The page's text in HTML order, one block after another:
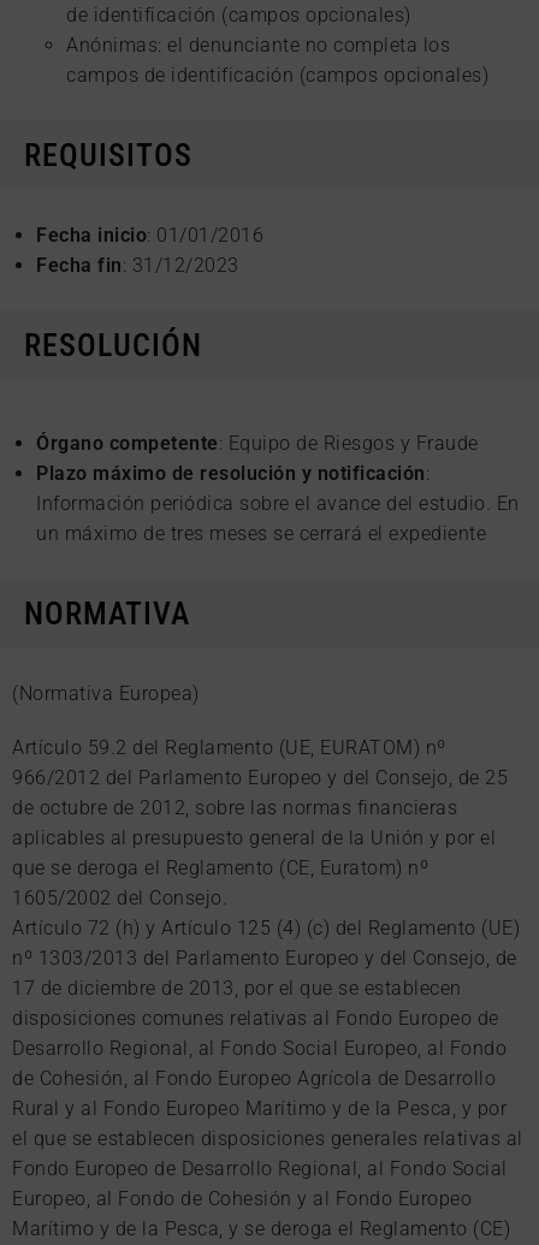
de identificación (campos opcionales)
Anónimas: el denunciante no completa los
campos de identificación (campos opcionales)
REQUISITOS
Fecha inicio: 01/01/2016
Fecha fin: 31/12/2023
RESOLUCIÓN
Órgano competente: Equipo de Riesgos y Fraude
Plazo máximo de resolución y notificación:
Información periódica sobre el avance del estudio. En
un máximo de tres meses se cerrará el expediente
NORMATIVA
(Normativa Europea)
Artículo 59.2 del Reglamento (UE, EURATOM) nº
966/2012 del Parlamento Europeo y del Consejo, de 25
de octubre de 2012, sobre las normas financieras
aplicables al presupuesto general de la Unión y por el
que se deroga el Reglamento (CE, Euratom) nº
1605/2002 del Consejo.
Artículo 72 (h) y Artículo 125 (4) (c) del Reglamento (UE)
nº 1303/2013 del Parlamento Europeo y del Consejo, de
17 de diciembre de 2013, por el que se establecen
disposiciones comunes relativas al Fondo Europeo de
Desarrollo Regional, al Fondo Social Europeo, al Fondo
de Cohesión, al Fondo Europeo Agrícola de Desarrollo
Rural y al Fondo Europeo Marítimo y de la Pesca, y por
el que se establecen disposiciones generales relativas al
Fondo Europeo de Desarrollo Regional, al Fondo Social
Europeo, al Fondo de Cohesión y al Fondo Europeo
Marítimo y de la Pesca, y se deroga el Reglamento (CE)